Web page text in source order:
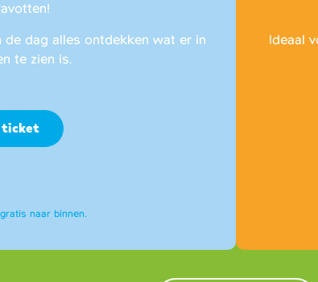
de dag alles ontdekken wat er in
te zien is.
ticket
naar binnen.
Ideaal